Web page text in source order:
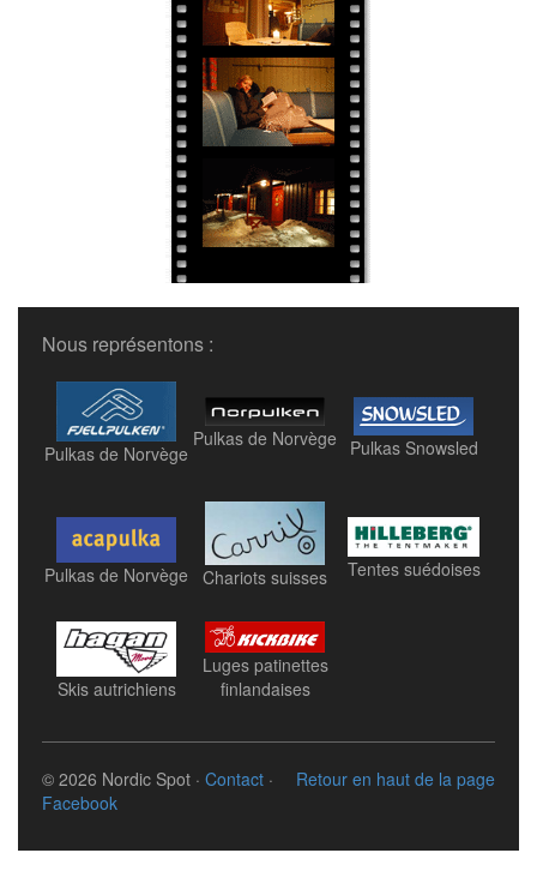
Nous représentons :
Pulkas de Norvège
Pulkas de Norvège Pulkas Snowsled
Pulkas de Norvège Chariots suisses Tentes suédoises
Skis autrichiens
Luges patinettes
finlandaises
Retour en haut de la page
© 2026 Nordic Spot · Contact ·
Facebook